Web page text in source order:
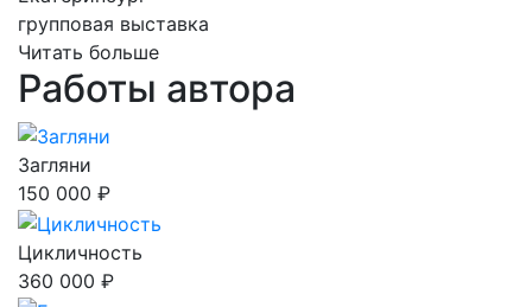
групповая выставка
Читать больше
Работы автора
Загляни
150 000 ₽
Цикличность
360 000 ₽